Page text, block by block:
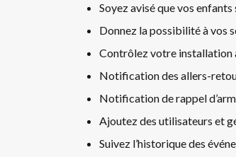
Soyez avisé que vos
Donnez la possibilité à vos
Contrôlez votre installation
Notification des allers-
Notification de rappel
Ajoutez des utilisateurs et
Suivez l’historique des